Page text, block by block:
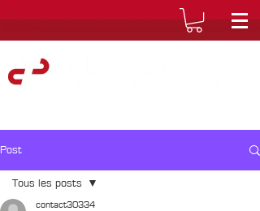
Post
Tous les posts
contact30334